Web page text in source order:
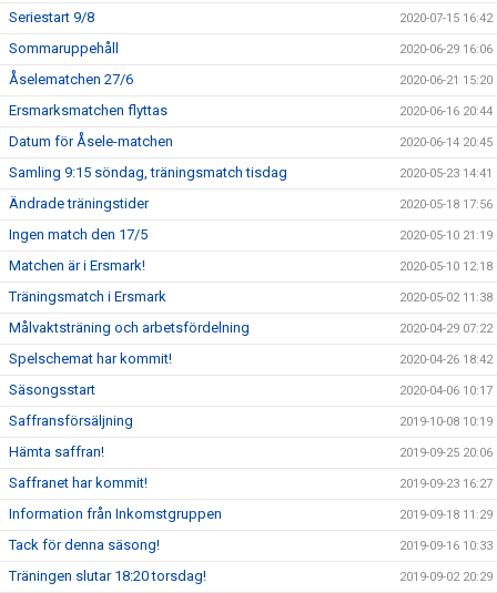
Seriestart 9/8 2020-07-15 16:42
Sommaruppehåll 2020-06-29 16:06
Åselematchen 27/6 2020-06-21 15:20
Ersmarksmatchen flyttas 2020-06-16 20:44
Datum för Åsele-matchen 2020-06-14 20:45
Samling 9:15 söndag, träningsmatch tisdag 2020-05-23 14:41
Ändrade träningstider 2020-05-18 17:56
Ingen match den 17/5 2020-05-10 21:19
Matchen är i Ersmark! 2020-05-10 12:18
Träningsmatch i Ersmark 2020-05-02 11:38
Målvaktsträning och arbetsfördelning 2020-04-29 07:22
Spelschemat har kommit! 2020-04-26 18:42
Säsongsstart 2020-04-06 10:17
Saffransförsäljning 2019-10-08 10:19
Hämta saffran! 2019-09-25 20:06
Saffranet har kommit! 2019-09-23 16:27
Information från Inkomstgruppen 2019-09-18 11:29
Tack för denna säsong! 2019-09-16 10:33
Träningen slutar 18:20 torsdag! 2019-09-02 20:29